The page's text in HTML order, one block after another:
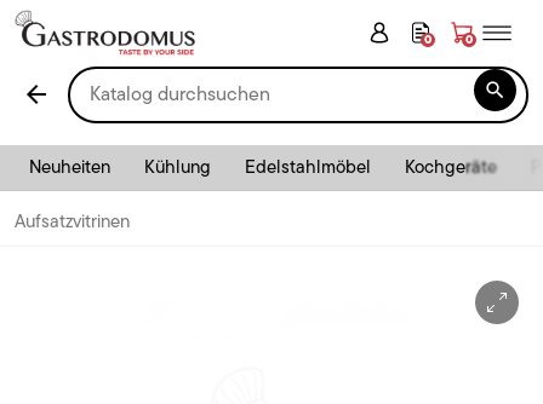
0 0
arrow_back 
Neuheiten Kühlung Edelstahlmöbel Kochgeräte
Aufsatzvitrinen